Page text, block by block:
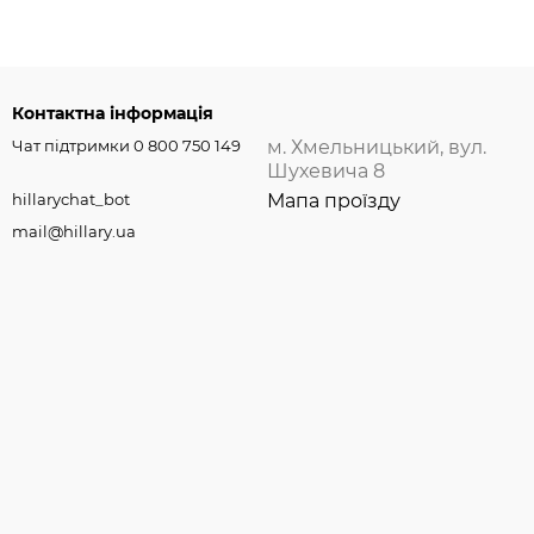
Контактна інформація
Чат підтримки 0 800 750 149
hillarychat_bot
mail@hillary.ua
м. Хмельницький, вул.
Шухевича 8
Мапа проїзду